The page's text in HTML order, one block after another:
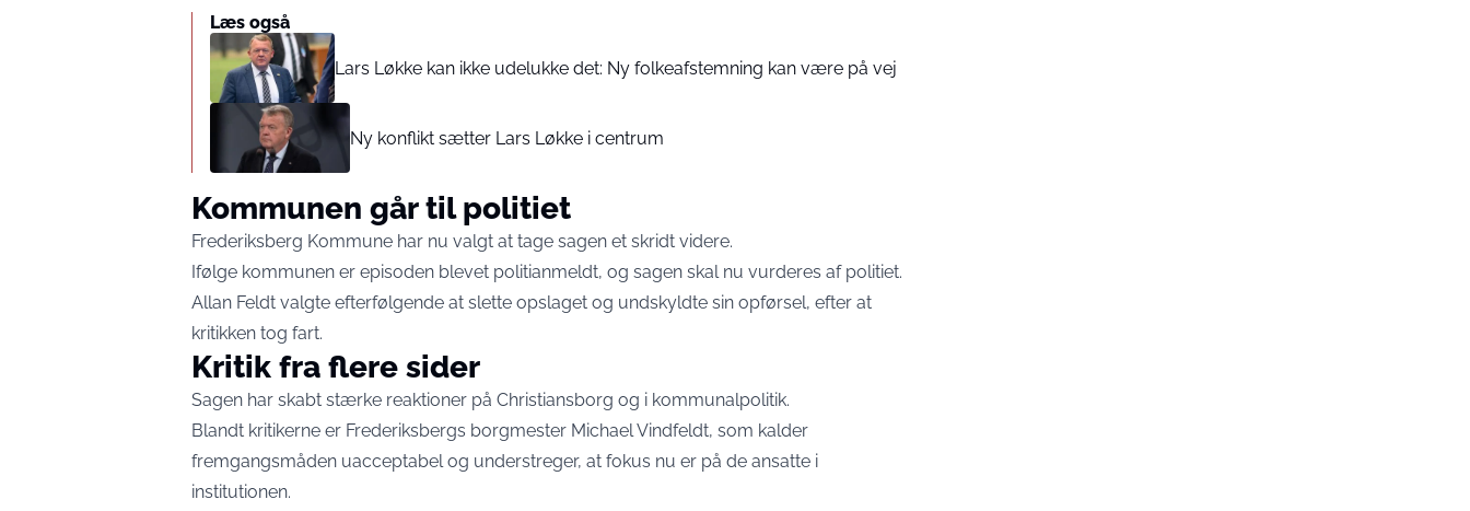
Læs også
Lars Løkke kan ikke udelukke det: Ny folkeafstemning kan være på vej
Ny konflikt sætter Lars Løkke i centrum
Kommunen går til politiet
Frederiksberg Kommune har nu valgt at tage sagen et skridt videre.
Ifølge kommunen er episoden blevet politianmeldt, og sagen skal nu vurderes af politiet.
Allan Feldt valgte efterfølgende at slette opslaget og undskyldte sin opførsel, efter at
kritikken tog fart.
Kritik fra flere sider
Sagen har skabt stærke reaktioner på Christiansborg og i kommunalpolitik.
Blandt kritikerne er Frederiksbergs borgmester Michael Vindfeldt, som kalder
fremgangsmåden uacceptabel og understreger, at fokus nu er på de ansatte i
institutionen.